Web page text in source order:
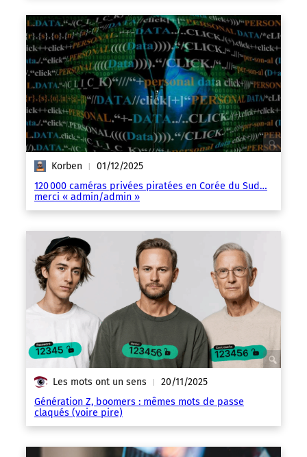
Korben | 01/12/2025
120 000 caméras privées piratées en Corée du Sud…
merci « admin/admin »
Les mots ont un sens | 20/11/2025
Génération Z, boomers : mêmes mots de passe
claqués (voire pire)